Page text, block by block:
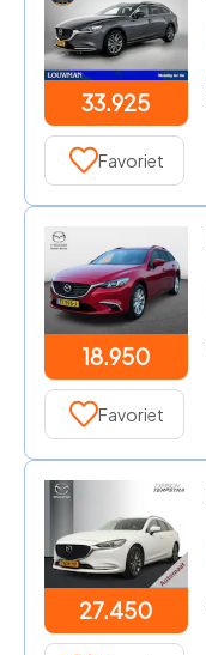
33.925
Favoriet
18.950
Favoriet
27.450